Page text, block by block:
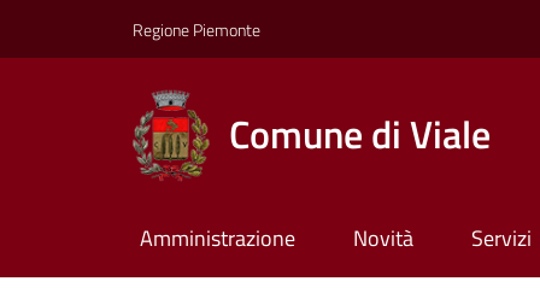
Regione Piemonte
Comune di Viale
Amministrazione Novità Servizi